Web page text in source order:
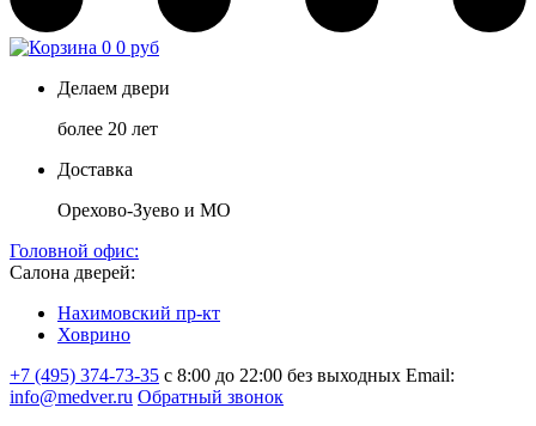
0 0 руб
Делаем двери
более 20 лет
Доставка
Орехово-Зуево и МО
Головной офис:
Салона дверей:
Нахимовский пр-кт
Ховрино
+7 (495) 374-73-35 с 8:00 до 22:00 без выходных Email:
info@medver.ru Обратный звонок